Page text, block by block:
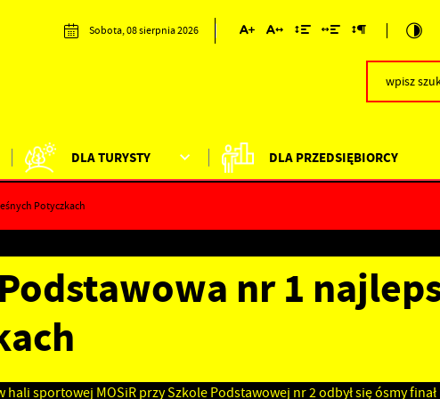
Sobota, 08 sierpnia 2026
DLA TURYSTY DLA PRZEDSIĘBIORCY
Potyczkach
nr 1
hali sportowej MOSiR przy Szkole Podstawowej nr 2 odbył się ósmy